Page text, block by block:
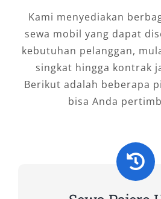
cocok digunakan untuk
perjalanan ke lokasi
pedesaan Bojonegoro yang
mobil Pajero tipe ini ideal
yang aktif, mandiri, dan
performa tanpa kompromi.
Jika Anda menginginkan
sekaligus kenyamanan
Kami menyediakan
sewa mobil yang dapat
kebutuhan pelanggan,
singkat hingga kontrak
Berikut adalah beberapa
bisa Anda